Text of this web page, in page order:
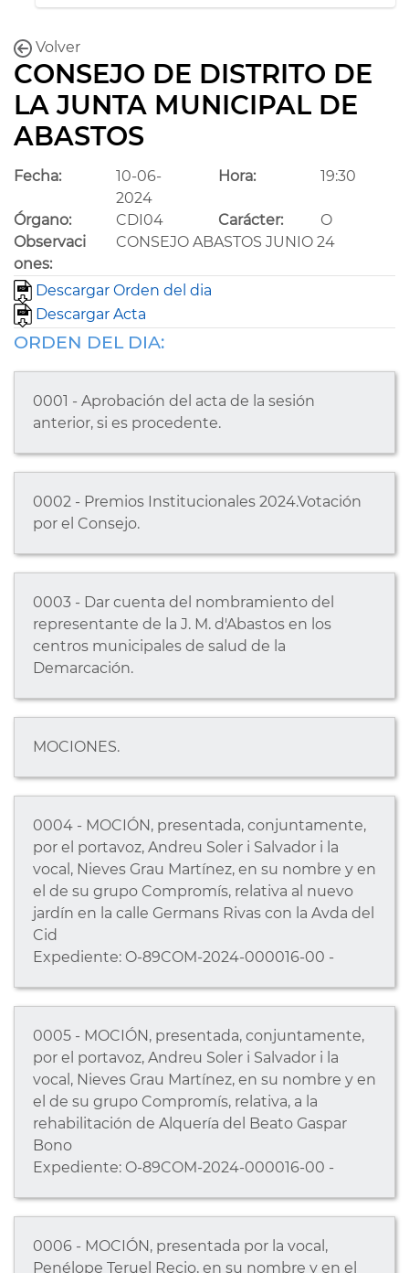
Volver
CONSEJO DE DISTRITO DE
LA JUNTA MUNICIPAL DE
ABASTOS
Fecha:
10-06-
2024
Hora: 19:30
Órgano: CDI04 Carácter:
O
Observaci
ones:
CONSEJO ABASTOS JUNIO 24
Descargar Orden del dia
Descargar Acta
ORDEN DEL DIA:
0001 - Aprobación del acta de la sesión
anterior, si es procedente.
0002 - Premios Institucionales 2024.Votación
por el Consejo.
0003 - Dar cuenta del nombramiento del
representante de la J. M. d'Abastos en los
centros municipales de salud de la
Demarcación.
MOCIONES.
0004 - MOCIÓN, presentada, conjuntamente,
por el portavoz, Andreu Soler i Salvador i la
vocal, Nieves Grau Martínez, en su nombre y en
el de su grupo Compromís, relativa al nuevo
jardín en la calle Germans Rivas con la Avda del
Cid
Expediente: O-89COM-2024-000016-00 -
0005 - MOCIÓN, presentada, conjuntamente,
por el portavoz, Andreu Soler i Salvador i la
vocal, Nieves Grau Martínez, en su nombre y en
el de su grupo Compromís, relativa, a la
rehabilitación de Alquería del Beato Gaspar
Bono
Expediente: O-89COM-2024-000016-00 -
0006 - MOCIÓN, presentada por la vocal,
Penélope Teruel Recio, en su nombre y en el